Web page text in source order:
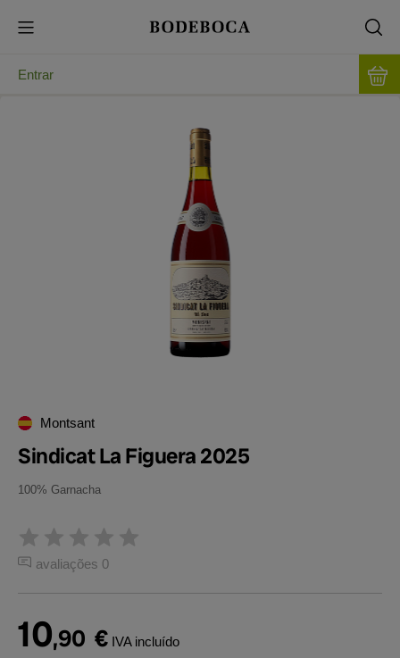
Entrar
Montsant
Sindicat La Figuera 2025
100% Garnacha
avaliações 0
10,90 € IVA incluído